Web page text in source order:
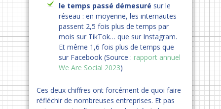
le temps passé démesuré sur le
réseau : en moyenne, les internautes
passent 2,5 fois plus de temps par
mois sur TikTok… que sur Instagram.
Et même 1,6 fois plus de temps que
sur Facebook (Source : rapport annuel
We Are Social 2023)
Ces deux chiffres ont forcément de quoi faire
réfléchir de nombreuses entreprises. Et pas